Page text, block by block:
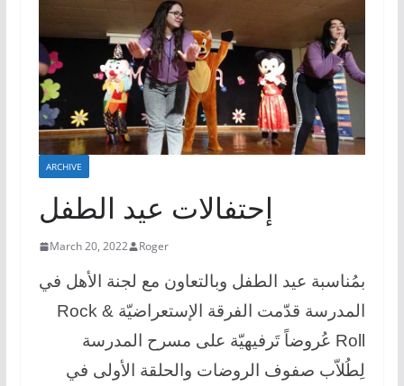
ARCHIVE
إحتفالات عيد الطفل
March 20, 2022 Roger
بمُناسبة عيد الطفل وبالتعاون مع لجنة الأهل في
المدرسة قدّمت الفرقة الإستعراضيّة Rock &
Roll عُروضاً تَرفيهيّة على مسرح المدرسة
لِطُلاّب صفوف الروضات والحلقة الأولى في